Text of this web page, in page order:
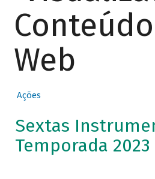
Web
Ações
Sextas
Temporada 2023